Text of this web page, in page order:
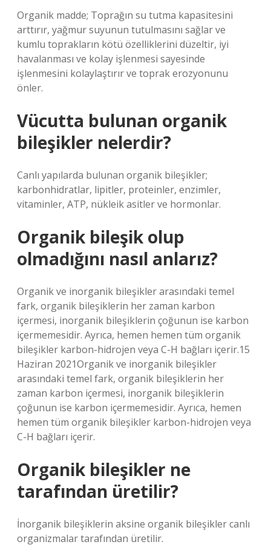
Organik madde; Toprağın su tutma kapasitesini
arttırır, yağmur suyunun tutulmasını sağlar ve
kumlu toprakların kötü özelliklerini düzeltir, iyi
havalanması ve kolay işlenmesi sayesinde
işlenmesini kolaylaştırır ve toprak erozyonunu
önler.
Vücutta bulunan organik
bileşikler nelerdir?
Canlı yapılarda bulunan organik bileşikler;
karbonhidratlar, lipitler, proteinler, enzimler,
vitaminler, ATP, nükleik asitler ve hormonlar.
Organik bileşik olup
olmadığını nasıl anlarız?
Organik ve inorganik bileşikler arasındaki temel
fark, organik bileşiklerin her zaman karbon
içermesi, inorganik bileşiklerin çoğunun ise karbon
içermemesidir. Ayrıca, hemen hemen tüm organik
bileşikler karbon-hidrojen veya C-H bağları içerir.15
Haziran 2021Organik ve inorganik bileşikler
arasındaki temel fark, organik bileşiklerin her
zaman karbon içermesi, inorganik bileşiklerin
çoğunun ise karbon içermemesidir. Ayrıca, hemen
hemen tüm organik bileşikler karbon-hidrojen veya
C-H bağları içerir.
Organik bileşikler ne
tarafından üretilir?
İnorganik bileşiklerin aksine organik bileşikler canlı
organizmalar tarafından üretilir.